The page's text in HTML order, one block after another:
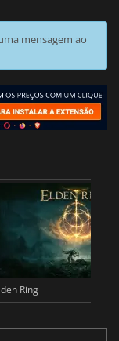
mensagem ao
Ring